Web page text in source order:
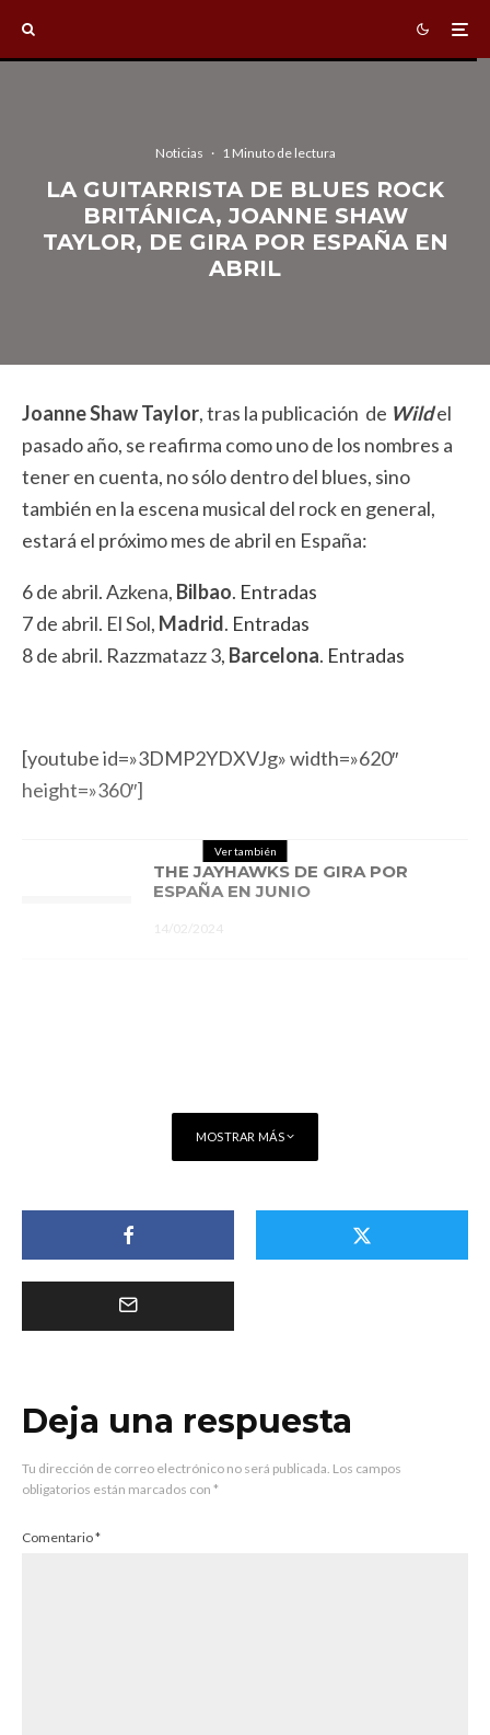
Noticias · 1 Minuto de lectura
LA GUITARRISTA DE BLUES ROCK
BRITÁNICA, JOANNE SHAW
TAYLOR, DE GIRA POR ESPAÑA EN
ABRIL
Joanne Shaw Taylor, tras la publicación de Wildel
pasado año, se reafirma como uno de los nombres a
tener en cuenta, no sólo dentro del blues, sino
también en la escena musical del rock en general,
estará el próximo mes de abril en España:
6 de abril. Azkena, Bilbao. Entradas
7 de abril. El Sol, Madrid. Entradas
8 de abril. Razzmatazz 3, Barcelona. Entradas
[youtube id=»3DMP2YDXVJg» width=»620″
height=»360″]
Ver también
THE JAYHAWKS DE GIRA POR
ESPAÑA EN JUNIO
14/02/2024
MOSTRAR MÁS
Deja una respuesta
Tu dirección de correo electrónico no será publicada. Los campos
obligatorios están marcados con *
Comentario*